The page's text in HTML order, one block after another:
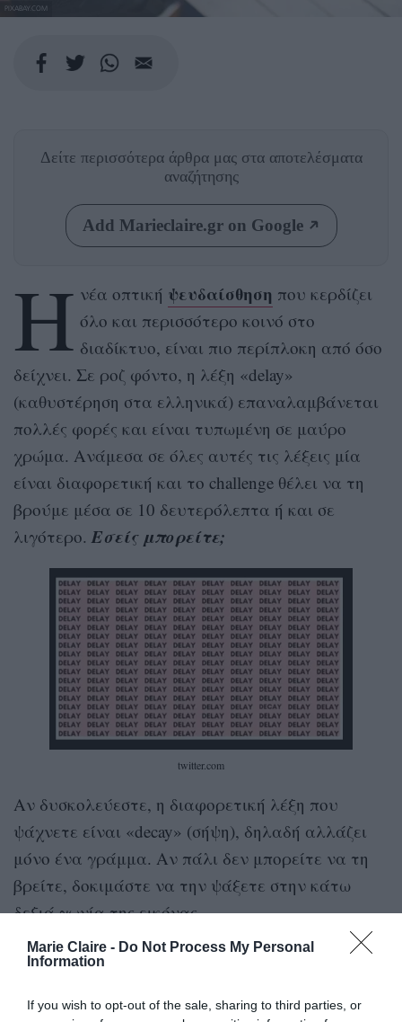
Marie Claire - Do Not Process My Personal
Information
If you wish to opt-out of the sale, sharing to third parties, or
PIXABAY.COM
Δείτε περισσότερα άρθρα μας στα αποτελέσματα
αναζήτησης
Add Marieclaire.gr on Google
Η νέα οπτική ψευδαίσθηση που κερδίζει
όλο και περισσότερο κοινό στο
διαδίκτυο, είναι πιο περίπλοκη από όσο
δείχνει. Σε ροζ φόντο, η λέξη «delay»
(καθυστέρηση στα ελληνικά) επαναλαμβάνεται
πολλές φορές και είναι τυπωμένη σε μαύρο
χρώμα. Ανάμεσα σε όλες αυτές τις λέξεις μία
είναι διαφορετική και το challenge θέλει να τη
βρούμε μέσα σε 10 δευτερόλεπτα ή και σε
λιγότερο. Εσείς μπορείτε;
twitter.com
Αν δυσκολεύεστε, η διαφορετική λέξη που
ψάχνετε είναι «decay» (σήψη), δηλαδή αλλάζει
μόνο ένα γράμμα. Αν πάλι δεν μπορείτε να τη
βρείτε, δοκιμάστε να την ψάξετε στην κάτω
δεξιά γωνία της εικόνας.
Αυτός ο γρίφος αποτελεί πρόκληση, καθώς ο
διαφορές όταν εμφανίζεται ένα